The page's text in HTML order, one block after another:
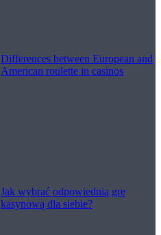
Differences between European and
American roulette in casinos
Jak wybrać odpowiednią grę
kasynową dla siebie?